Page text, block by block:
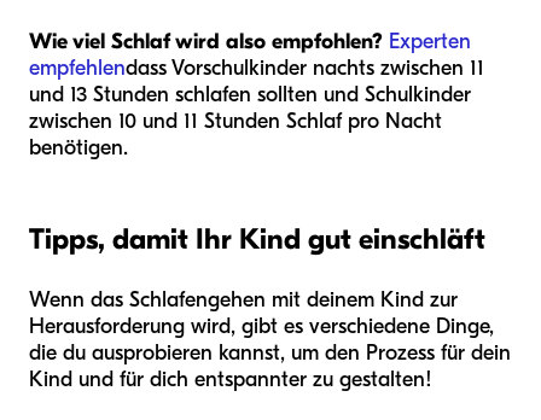
Wie viel Schlaf wird also empfohlen? Experten
empfehlendass Vorschulkinder nachts zwischen 11
und 13 Stunden schlafen sollten und Schulkinder
zwischen 10 und 11 Stunden Schlaf pro Nacht
benötigen.
Tipps, damit Ihr Kind gut einschläft
Wenn das Schlafengehen mit deinem Kind zur
Herausforderung wird, gibt es verschiedene Dinge,
die du ausprobieren kannst, um den Prozess für dein
Kind und für dich entspannter zu gestalten!